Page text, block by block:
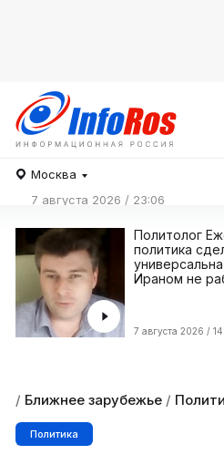
Москва
7 августа 2026 / 23:06
Политолог
политика
Ираном не
7 августа 2026 /
/ Ближнее зарубежье /
Политика